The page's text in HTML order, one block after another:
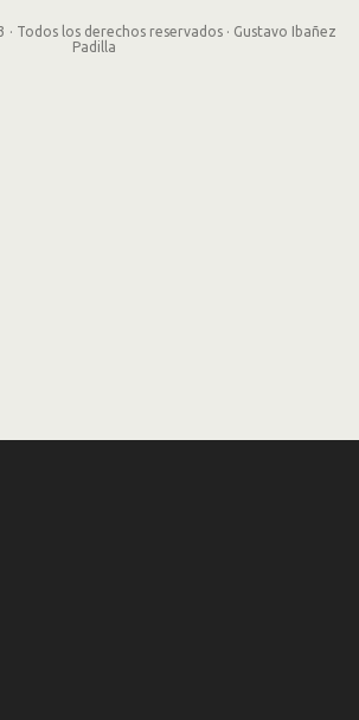
Todos los derechos reservados · Gustavo Ibañez
Padilla